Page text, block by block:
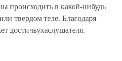
происходить в какой-нибудь
твердом теле. Благодаря
достичьухаслушателя.